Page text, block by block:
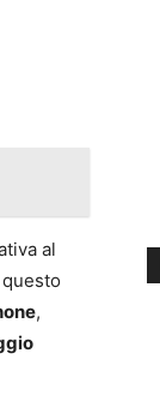
al
,